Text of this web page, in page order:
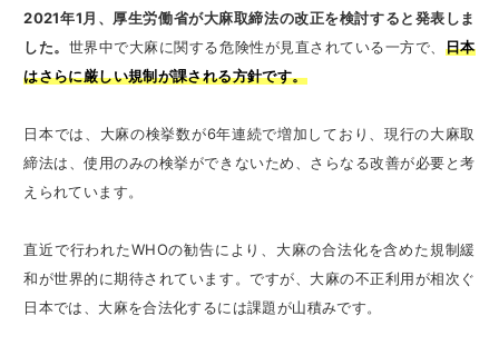
2021年1月、厚生労働省が大麻取締法の改正を検討すると発表しま
した。 世界中で大麻に関する危険性が見直されている一方で、 日本
はさらに厳しい規制が課される方針です。
日本では、大麻の検挙数が6年連続で増加しており、現行の大麻取
締法は、使用のみの検挙ができないため、さらなる改善が必要と考
えられています。
直近で行われたWHOの勧告により、大麻の合法化を含めた規制緩
和が世界的に期待されています。ですが、大麻の不正利用が相次ぐ
日本では、大麻を合法化するには課題が山積みです。